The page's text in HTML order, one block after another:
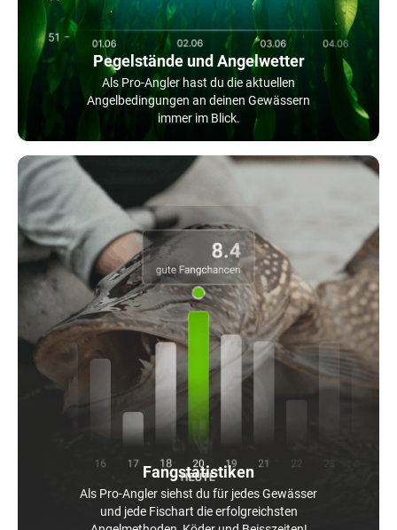
Pegelstände und Angelwetter
Als Pro-Angler hast du die aktuellen
Angelbedingungen an deinen Gewässern
immer im Blick.
Fangstatistiken
Als Pro-Angler siehst du für jedes Gewässer
und jede Fischart die erfolgreichsten